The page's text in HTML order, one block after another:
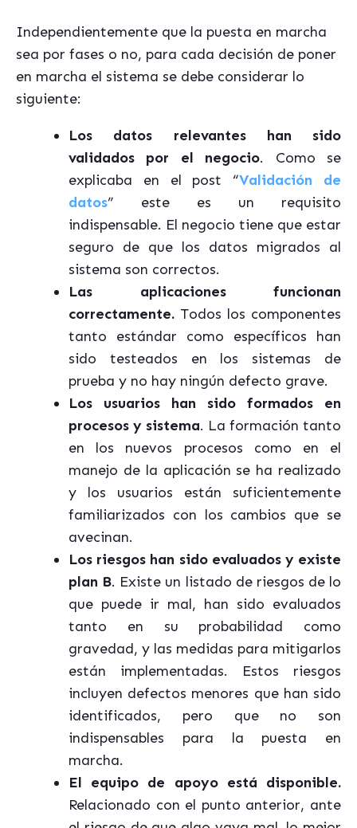
Independientemente que la puesta en marcha
sea por fases o no, para cada decisión de poner
en marcha el sistema se debe considerar lo
siguiente:
Los datos relevantes han sido
validados por el negocio. Como se
explicaba en el post “Validación de
datos” este es un requisito
indispensable. El negocio tiene que estar
seguro de que los datos migrados al
sistema son correctos.
Las aplicaciones funcionan
correctamente. Todos los componentes
tanto estándar como específicos han
sido testeados en los sistemas de
prueba y no hay ningún defecto grave.
Los usuarios han sido formados en
procesos y sistema. La formación tanto
en los nuevos procesos como en el
manejo de la aplicación se ha realizado
y los usuarios están suficientemente
familiarizados con los cambios que se
avecinan.
Los riesgos han sido evaluados y existe
plan B. Existe un listado de riesgos de lo
que puede ir mal, han sido evaluados
tanto en su probabilidad como
gravedad, y las medidas para mitigarlos
están implementadas. Estos riesgos
incluyen defectos menores que han sido
identificados, pero que no son
indispensables para la puesta en
marcha.
El equipo de apoyo está disponible.
Relacionado con el punto anterior, ante